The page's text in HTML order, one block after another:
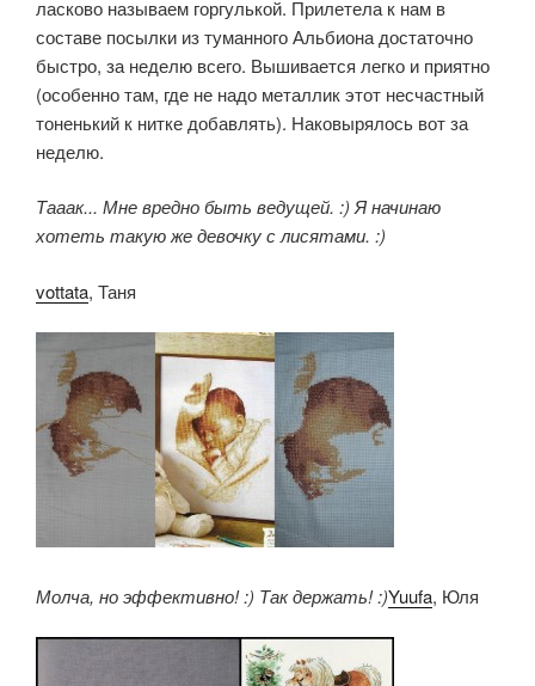
ласково называем горгулькой. Прилетела к нам в
составе посылки из туманного Альбиона достаточно
быстро, за неделю всего. Вышивается легко и приятно
(особенно там, где не надо металлик этот несчастный
тоненький к нитке добавлять). Наковырялось вот за
неделю.
Тааак... Мне вредно быть ведущей. :) Я начинаю
хотеть такую же девочку с лисятами. :)
vottata, Таня
Молча, но эффективно! :) Так держать! :)Yuufa, Юля